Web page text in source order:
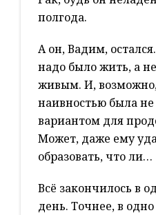
полгода.
А он, Вадим,
надо было жить, а
живым. И, возможно,
наивностью была
вариантом для
Может, даже ему
образовать, что ли…
Всё закончилось в
день. Точнее, в